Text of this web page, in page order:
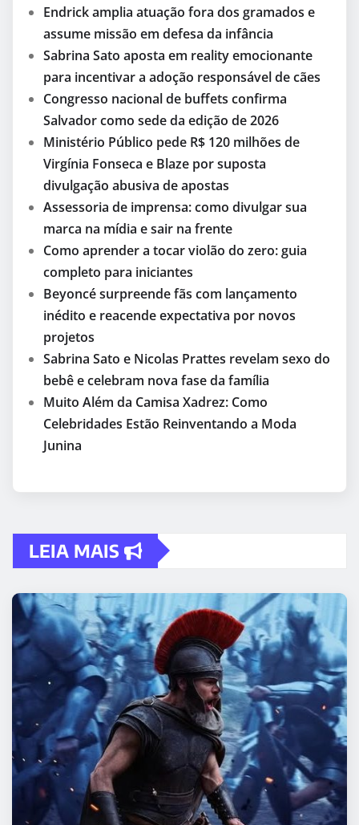
Endrick amplia atuação fora dos gramados e
assume missão em defesa da infância
Sabrina Sato aposta em reality emocionante
para incentivar a adoção responsável de cães
Congresso nacional de buffets confirma
Salvador como sede da edição de 2026
Ministério Público pede R$ 120 milhões de
Virgínia Fonseca e Blaze por suposta
divulgação abusiva de apostas
Assessoria de imprensa: como divulgar sua
marca na mídia e sair na frente
Como aprender a tocar violão do zero: guia
completo para iniciantes
Beyoncé surpreende fãs com lançamento
inédito e reacende expectativa por novos
projetos
Sabrina Sato e Nicolas Prattes revelam sexo do
bebê e celebram nova fase da família
Muito Além da Camisa Xadrez: Como
Celebridades Estão Reinventando a Moda
Junina
LEIA MAIS